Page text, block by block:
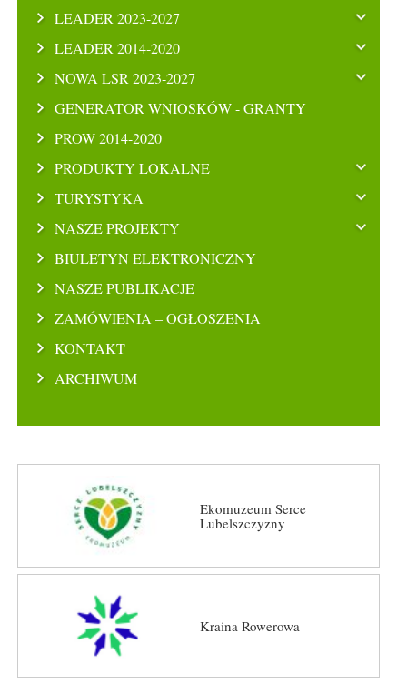
LEADER 2023-2027
LEADER 2014-2020
NOWA LSR 2023-2027
GENERATOR WNIOSKÓW - GRANTY
PROW 2014-2020
PRODUKTY LOKALNE
TURYSTYKA
NASZE PROJEKTY
BIULETYN ELEKTRONICZNY
NASZE PUBLIKACJE
ZAMÓWIENIA – OGŁOSZENIA
KONTAKT
ARCHIWUM
Ekomuzeum Serce
Lubelszczyzny
Kraina Rowerowa